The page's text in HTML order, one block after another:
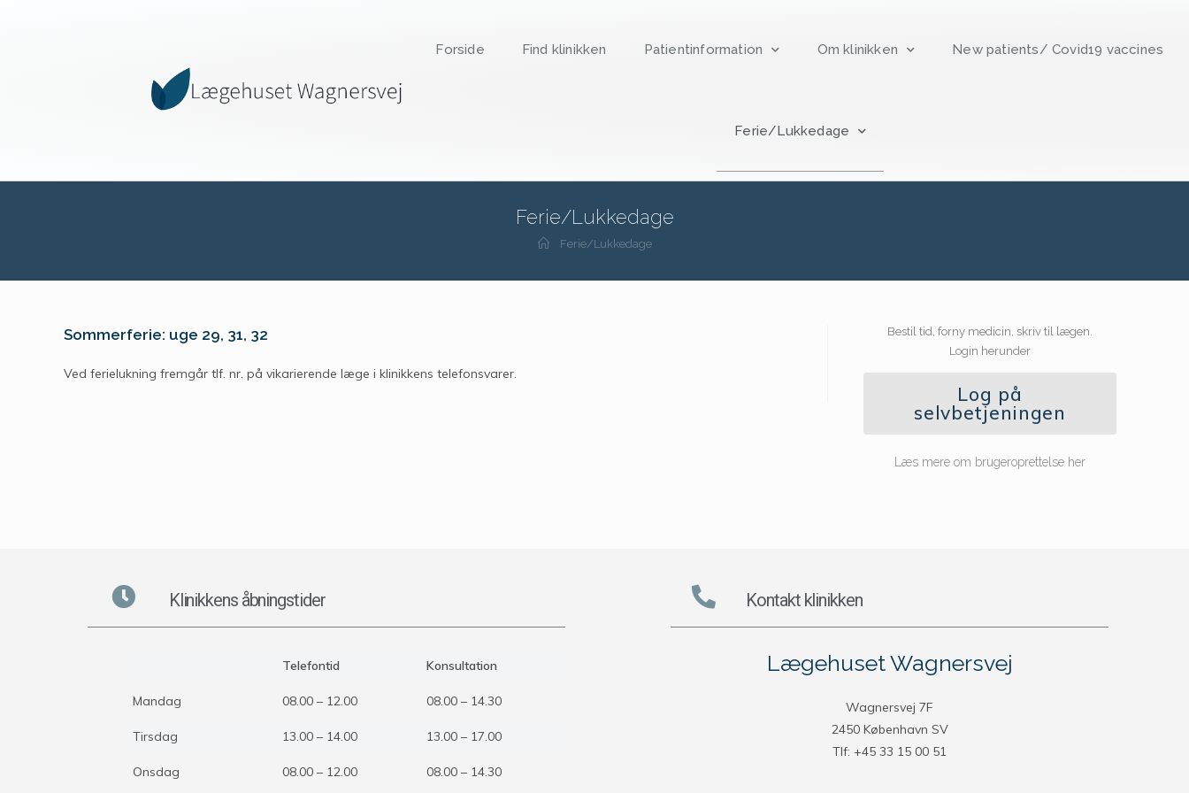
Forside Find klinikken Patientinformation Om klinikken New patients/ Covid19 vaccines
Ferie/Lukkedage
Ferie/Lukkedage
Ferie/Lukkedage
Sommerferie: uge 29, 31, 32
Ved ferielukning fremgår tlf. nr. på vikarierende læge i klinikkens telefonsvarer.
Bestil tid, forny medicin, skriv til lægen.
Login herunder
Log på
selvbetjeningen
Læs mere om brugeroprettelse her
Klinikkens åbningstider
Telefontid Konsultation
Mandag 08.00 – 12.00 08.00 – 14.30
Tirsdag 13.00 – 14.00 13.00 – 17.00
Onsdag 08.00 – 12.00 08.00 – 14.30
Kontakt klinikken
Lægehuset Wagnersvej
Wagnersvej 7F
2450 København SV
Tlf: +45 33 15 00 51